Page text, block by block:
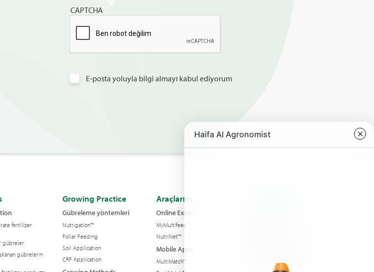
CAPTCHA
E-posta yoluyla bilgi almayı kabul ediyorum
fertilizer
gübreler
gübrelerin
Growing Practice
Gübreleme yöntemleri
Nutrigation™
Foliar Feeding
Soil Application
CRF Application
Araçlarım
Online Expert
MyMultifeed™
NutriNet™
Mobile Apps
MultiMatch™
Sürdürülebilirlik